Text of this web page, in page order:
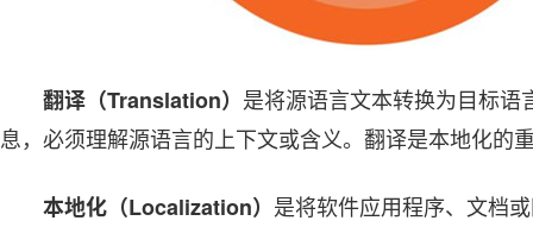
翻译（Translation） 是将源语言文本转换为目标
息，必须理解源语言的上下文或含义。翻译是本地化的
本地化（Localization） 是将软件应用程序、文档